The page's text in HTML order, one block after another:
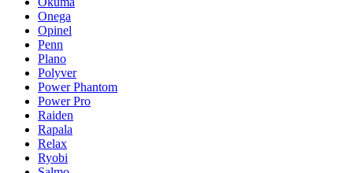
Onega
Opinel
Penn
Plano
Polyver
Power Phantom
Power Pro
Raiden
Rapala
Relax
Ryobi